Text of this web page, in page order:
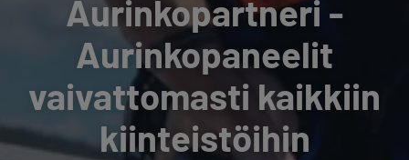
Aurinkopartneri -
Aurinkopaneelit
vaivattomasti kaikkiin
kiinteistöihin